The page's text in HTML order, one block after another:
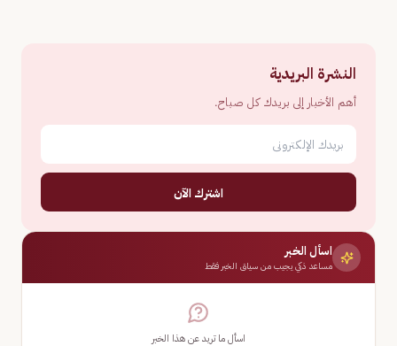
النشرة البريدية
أهم الأخبار إلى بريدك كل صباح.
اشترك الآن
اسأل الخبر
مساعد ذكي يجيب من سياق الخبر فقط
اسأل ما تريد عن هذا الخبر